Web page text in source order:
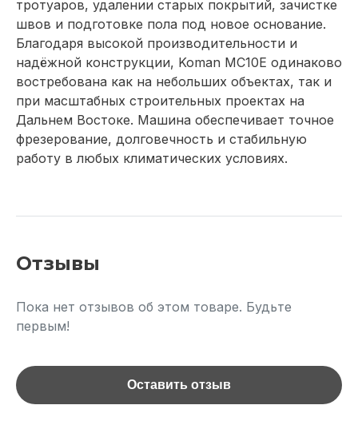
тротуаров, удалении старых покрытий, зачистке
швов и подготовке пола под новое основание.
Благодаря высокой производительности и
надёжной конструкции, Koman MC10E одинаково
востребована как на небольших объектах, так и
при масштабных строительных проектах на
Дальнем Востоке. Машина обеспечивает точное
фрезерование, долговечность и стабильную
работу в любых климатических условиях.
Отзывы
Пока нет отзывов об этом товаре. Будьте
первым!
Оставить отзыв